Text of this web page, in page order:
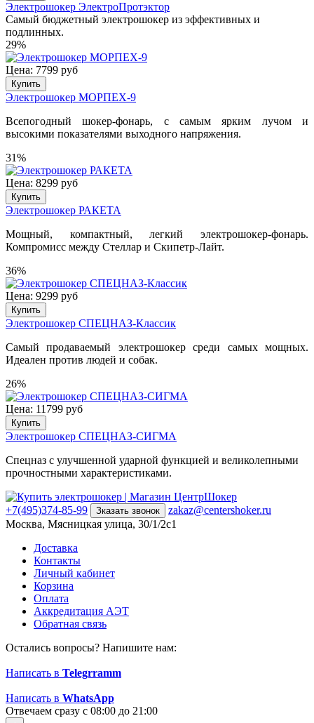
Электрошокер ЭлектроПротэктор
Самый бюджетный электрошокер из эффективных и
подлинных.
29%
Цена: 7799 руб
Купить
Электрошокер МОРПЕХ-9
Всепогодный шокер-фонарь, с самым ярким лучом и
высокими показателями выходного напряжения.
31%
Цена: 8299 руб
Купить
Электрошокер РАКЕТА
Мощный, компактный, легкий электрошокер-фонарь.
Компромисс между Стеллар и Скипетр-Лайт.
36%
Цена: 9299 руб
Купить
Электрошокер СПЕЦНАЗ-Классик
Самый продаваемый электрошокер среди самых мощных.
Идеален против людей и собак.
26%
Цена: 11799 руб
Купить
Электрошокер СПЕЦНАЗ-СИГМА
Спецназ с улучшенной ударной функцией и великолепными
прочностными характеристиками.
+7(495)374-85-99 Зказать звонок
zakaz@centershoker.ru
Москва, Мясницкая улица, 30/1/2с1
Доставка
Контакты
Личный кабинет
Корзина
Оплата
Аккредитация АЭТ
Обратная связь
Остались вопросы? Напишите нам:
Написать в Telegrramm
Написать в WhatsApp
Отвечаем сразу с 08:00 до 21:00